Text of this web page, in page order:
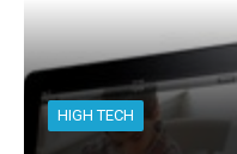
HIGH TECH